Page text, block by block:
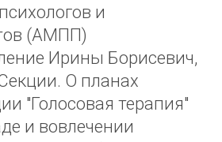
и
(АМПП)
Ирины Борисевич,
О планах
"Голосовая терапия"
и вовлечении